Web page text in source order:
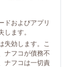
ドおよびアプリ
ます。
失効します。こ
ナフコが債務不
ナフコは一切責